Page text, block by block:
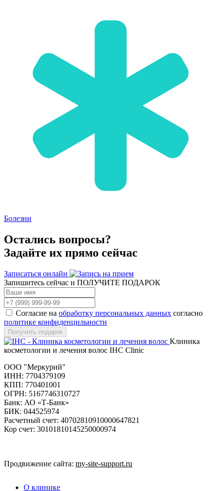
Болезни
Остались вопросы?
Задайте их прямо сейчас
Записаться онлайн
Запишитесь сейчас и ПОЛУЧИТЕ ПОДАРОК
Согласие на обработку персональных данных согласно
политике конфиденцильности
Клиника
косметологии и лечения волос IHC Clinic
ООО "Меркурий"
ИНН: 7704379109
КПП: 770401001
ОГРН: 5167746310727
Банк: АО «Т-Банк»
БИК: 044525974
Расчетный счет: 40702810910000647821
Кор счет: 30101810145250000974
Продвижение сайта: my-site-support.ru
О клинике